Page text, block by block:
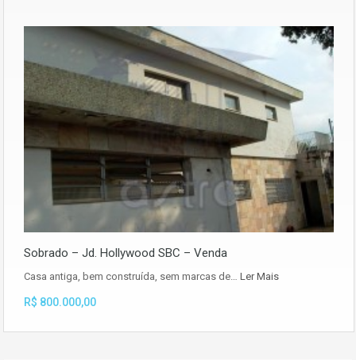
Sobrado – Jd. Hollywood SBC – Venda
Casa antiga, bem construída, sem marcas de… Ler Mais
R$ 800.000,00